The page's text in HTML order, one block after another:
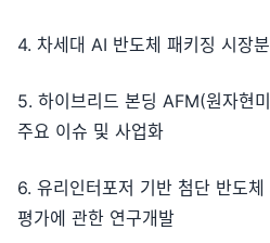
4. 차세대 AI 반도체 패키징 시장
5. 하이브리드 본딩 AFM(원자현
주요 이슈 및 사업화
6. 유리인터포저 기반 첨단 반도
평가에 관한 연구개발